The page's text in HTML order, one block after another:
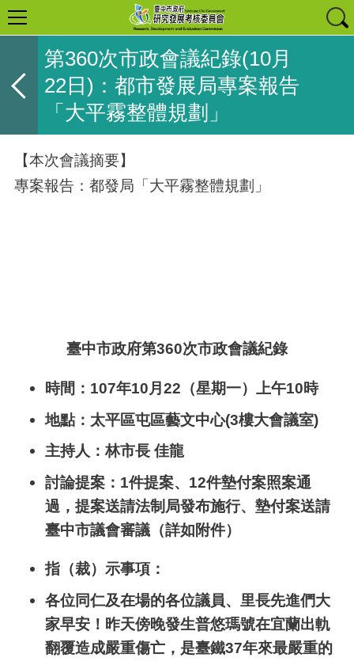
第360次市政會議紀錄(10月
22日)：都市發展局專案報告
「大平霧整體規劃」
【本次會議摘要】
專案報告：都發局「大平霧整體規劃」
臺中市政府第360次市政會議紀錄
時間： 107年10月 22 （星期一）上午10時
地點：太平區屯區藝文中心(3樓大會議室)
主持人：林市長 佳龍
討論提案： 1件提案、 12件墊付案照案通
過，提案送請法制局發布施行、墊付案送請
臺中市議會審議（詳如附件）
指（裁）示事項：
各位同仁及在場的各位議員、里長先進們大
家早安！昨天傍晚發生普悠瑪號在宜蘭出軌
翻覆造成嚴重傷亡，是臺鐵37年來最嚴重的